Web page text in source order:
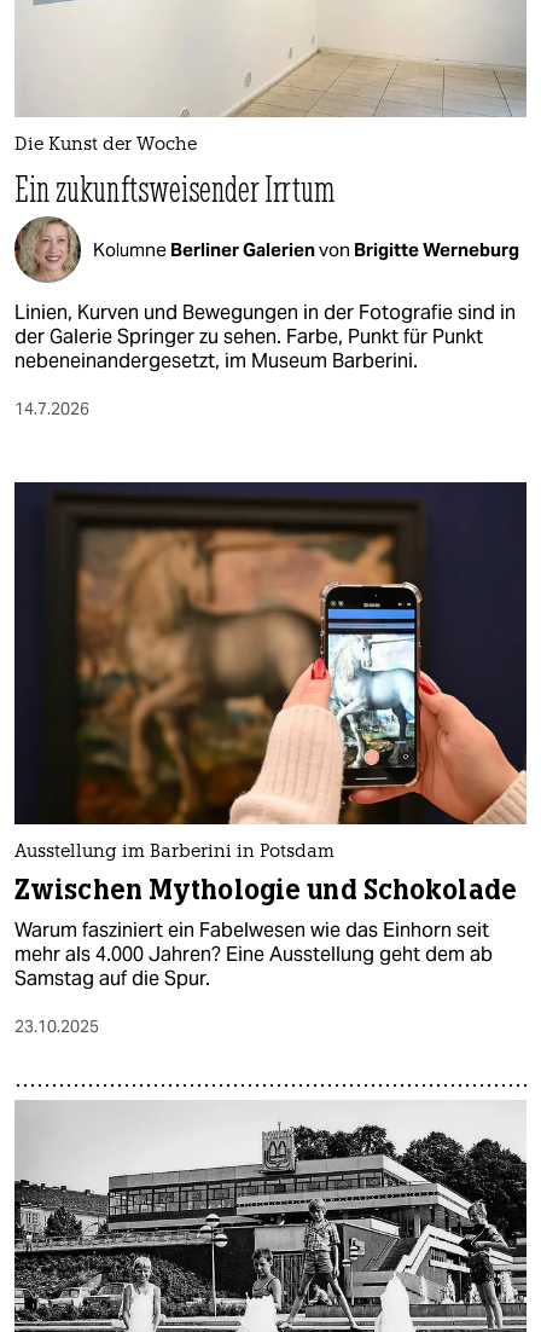
wahrheit
verlag
veranstaltungen
shop
fragen & hilfe
unterstützen
genossenschaft
Die Kunst der Woche
Ein zukunftsweisender Irrtum
Kolumne Berliner Galerienvon Brigitte Werneburg
Linien, Kurven und Bewegungen in der Fotografie sind in
der Galerie Springer zu sehen. Farbe, Punkt für Punkt
nebeneinandergesetzt, im Museum Barberini.
14.7.2026
Ausstellung im Barberini in Potsdam
Zwischen Mythologie und Schokolade
Warum fasziniert ein Fabelwesen wie das Einhorn seit
mehr als 4.000 Jahren? Eine Ausstellung geht dem ab
Samstag auf die Spur.
23.10.2025